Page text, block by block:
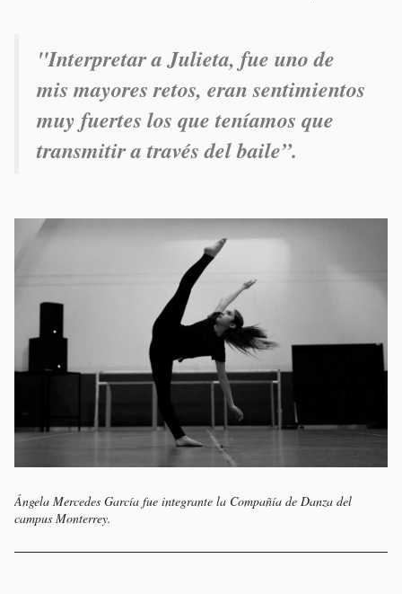
"Interpretar a Julieta, fue uno de
mis mayores retos, eran sentimientos
muy fuertes los que teníamos que
transmitir a través del baile”.
Ángela Mercedes García fue integrante la Compañía de Danza del
campus Monterrey.